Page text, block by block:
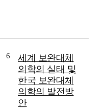
lv
6
세계 보완대체
의학의 실태 및
한국 보완대체
의학의 발전방
안